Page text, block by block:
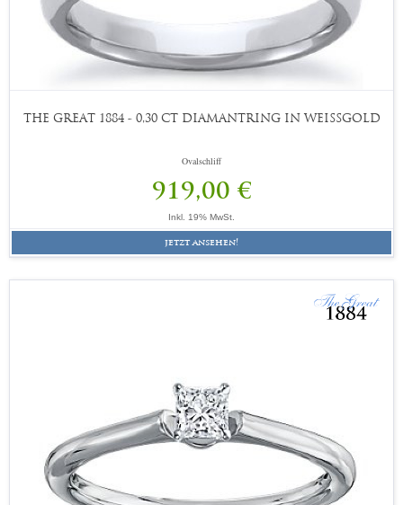
THE GREAT 1884 - 0,30 CT DIAMANTRING IN WEISSGOLD
Ovalschliff
919,00 €
Inkl. 19% MwSt.
jetzt ansehen!